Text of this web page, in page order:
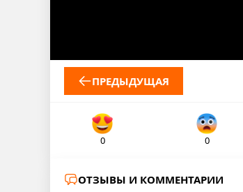
ПРЕДЫДУЩАЯ
0 0
ОТЗЫВЫ И КОММЕНТАРИИ